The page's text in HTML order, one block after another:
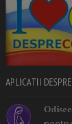
APLICATII